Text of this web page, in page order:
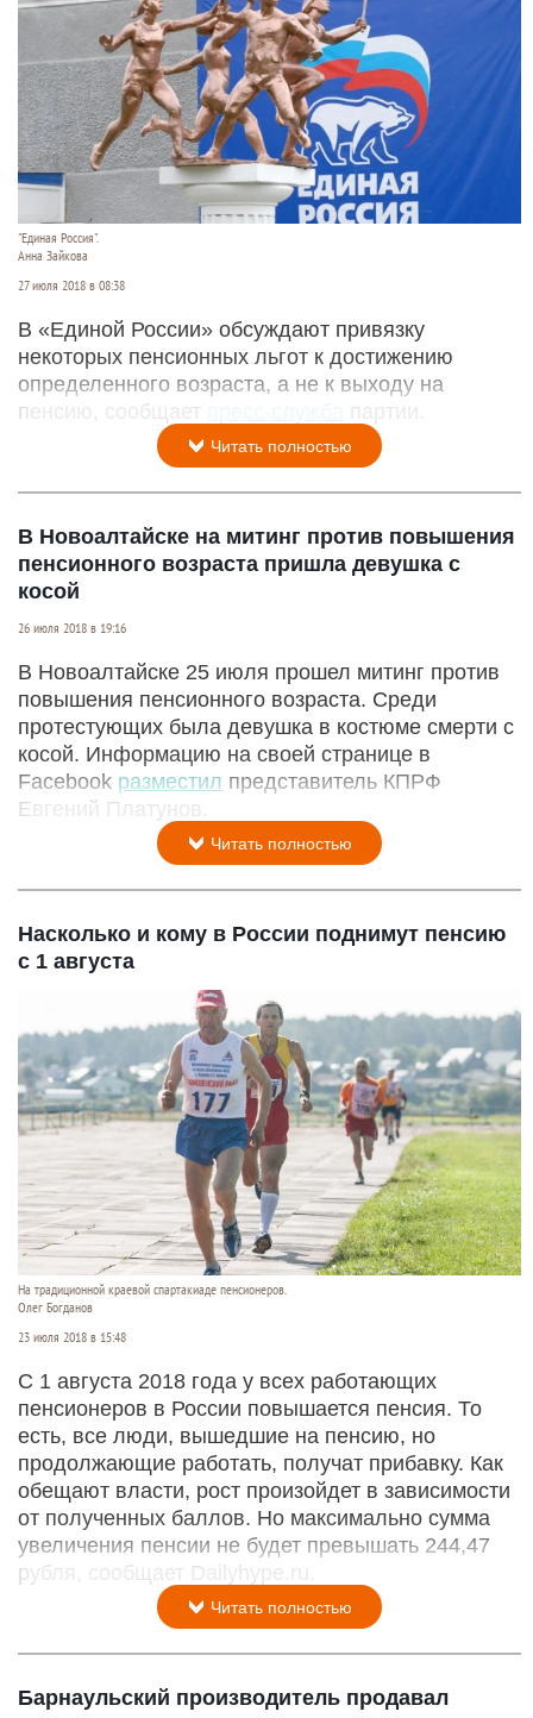
"Единая Россия".
Анна Зайкова
27 июля 2018 в 08:38
В «Единой России» обсуждают привязку
некоторых пенсионных льгот к достижению
определенного возраста, а не к выходу на
пенсию, сообщает
пресс-служба партии.
Читать полностью
В Новоалтайске на митинг против повышения
пенсионного возраста пришла девушка с
косой
26 июля 2018 в 19:16
В Новоалтайске 25 июля прошел митинг против
повышения пенсионного возраста. Среди
протестующих была девушка в костюме смерти с
косой. Информацию на своей странице в
Facebook разместил представитель КПРФ
Евгений Платунов.
Читать полностью
Насколько и кому в России поднимут пенсию
с 1 августа
На традиционной краевой спартакиаде пенсионеров.
Олег Богданов
23 июля 2018 в 15:48
С 1 августа 2018 года у всех работающих
пенсионеров в России повышается пенсия. То
есть, все люди, вышедшие на пенсию, но
продолжающие работать, получат прибавку. Как
обещают власти, рост произойдет в зависимости
от полученных баллов. Но максимально сумма
увеличения пенсии не будет превышать 244,47
рубля, сообщает Dailyhype.ru.
Читать полностью
Барнаульский производитель продавал